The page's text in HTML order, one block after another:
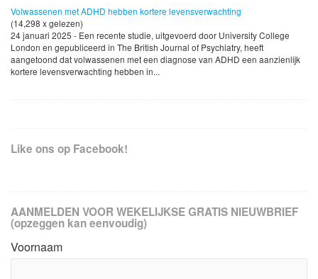
Volwassenen met ADHD hebben kortere levensverwachting
(14,298 x gelezen)
24 januari 2025 - Een recente studie, uitgevoerd door University College
London en gepubliceerd in The British Journal of Psychiatry, heeft
aangetoond dat volwassenen met een diagnose van ADHD een aanzienlijk
kortere levensverwachting hebben in...
Like ons op Facebook!
AANMELDEN VOOR WEKELIJKSE GRATIS NIEUWBRIEF
(opzeggen kan eenvoudig)
Voornaam